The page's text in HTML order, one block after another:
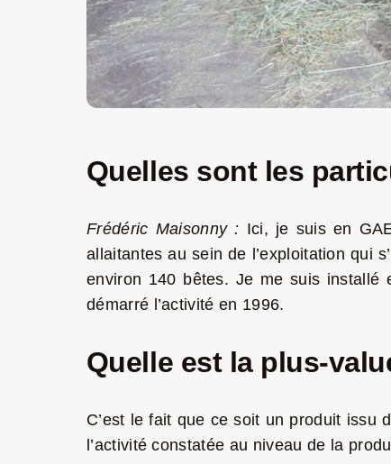
Quelles sont les
Frédéric Maisonny : Ici, je suis en
allaitantes au sein de l’exploitation qui
environ 140 bêtes. Je me suis installé
démarré l’activité en 1996.
Quelle est la plus-
C’est le fait que ce soit un produit issu
l’activité constatée au niveau de la